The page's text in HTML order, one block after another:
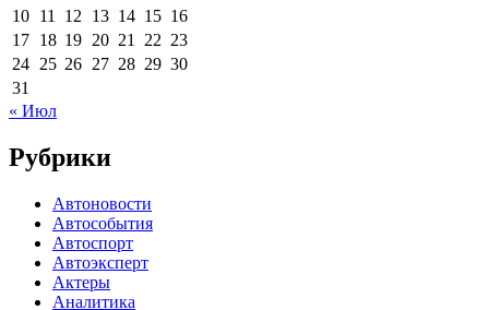
10 11 12 13 14 15 16
17 18 19 20 21 22 23
24 25 26 27 28 29 30
31
« Июл
Рубрики
Автоновости
Автособытия
Автоспорт
Автоэксперт
Актеры
Аналитика